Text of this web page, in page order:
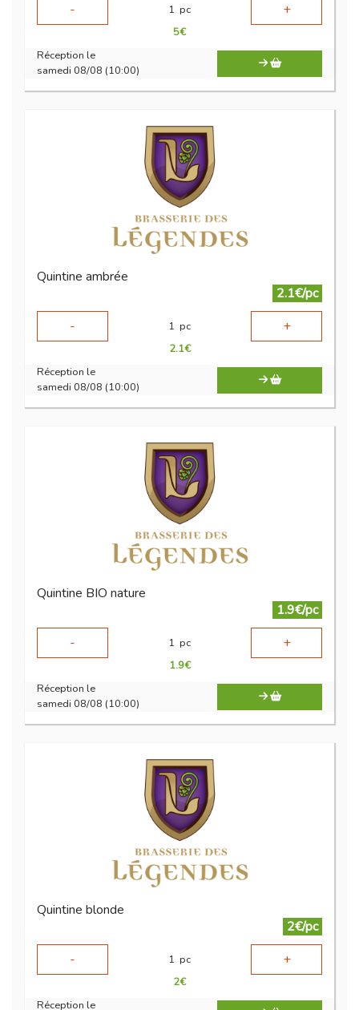
-
1 pc +
5€
Réception le
samedi 08/08 (10:00)
Quintine ambrée
2.1€/pc
-
1 pc +
2.1€
Réception le
samedi 08/08 (10:00)
Quintine BIO nature
1.9€/pc
-
1 pc +
1.9€
Réception le
samedi 08/08 (10:00)
Quintine blonde
2€/pc
-
1 pc +
2€
Réception le